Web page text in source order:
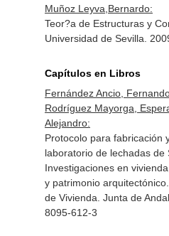
Muñoz Leyva,Bernardo:
Teor?a de Estructuras y
Universidad de Sevilla.
Capítulos en Libros
Fernández Ancio,
Rodríguez Mayorga,
Alejandro:
Protocolo para fabricación
laboratorio de lechadas de
Investigaciones en
y patrimonio arquitectónico
de Vivienda. Junta de
8095-612-3